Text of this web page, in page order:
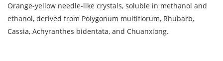
Orange-yellow needle-like crystals, soluble in methanol and
ethanol, derived from Polygonum multiflorum, Rhubarb,
Cassia, Achyranthes bidentata, and Chuanxiong.